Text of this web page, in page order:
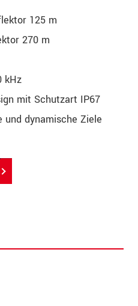
125 m
270 m
kHz
mit Schutzart IP67
dynamische Ziele